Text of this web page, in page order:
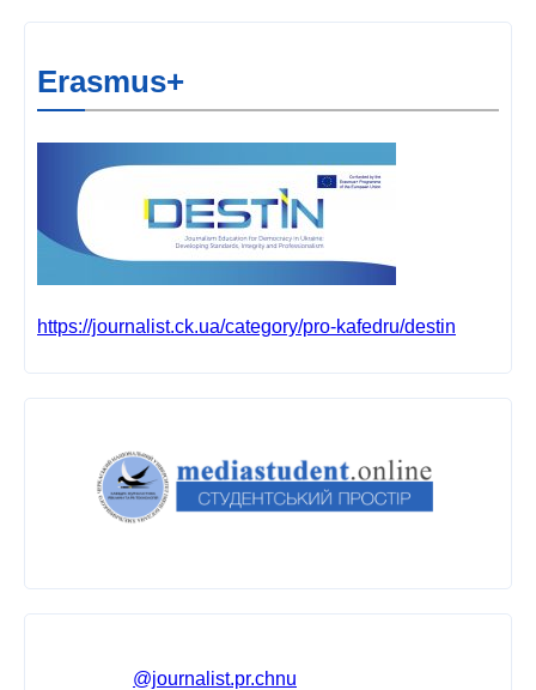
Erasmus+
https://journalist.ck.ua/category/pro-kafedru/destin
@journalist.pr.chnu